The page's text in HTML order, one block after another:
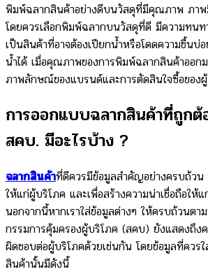
พิมพ์ฉลากสินค้าอย่างดีบนวัสดุที่มีคุณภาพ ภา
โดยควรเลือกพิมพ์ฉลากบนวัสดุที่ดี มีความทนท
เป็นสินค้าที่อาจต้องเปียกน้ำหรือโดดความชื้นบ่
น้ำได้ เมื่อคุณภาพของการพิมพ์ฉลากสินค้าออก
ภาพลักษณ์ของแบรนด์และการตัดสินใจซื้อของ
การออกแบบฉลากสินค้าที่ถูกต้
สคบ. มีอะไรบ้าง ?
ฉลากสินค้าที่ดีควรมีข้อมูลสำคัญอย่างครบถ้วน
ให้แก่ผู้บริโภค และเพื่อสร้างความน่าเชื่อถือให้
นอกจากนี้หากเราใส่ข้อมูลต่างๆ ให้ครบถ้วนต
กรรมการคุ้มครองผู้บริโภค (สคบ) ยังแสดงถึง
ผิดชอบต่อผู้บริโภคด้วยเช่นกัน โดยข้อมูลที่ควร
สินค้านั้นมีดังนี้